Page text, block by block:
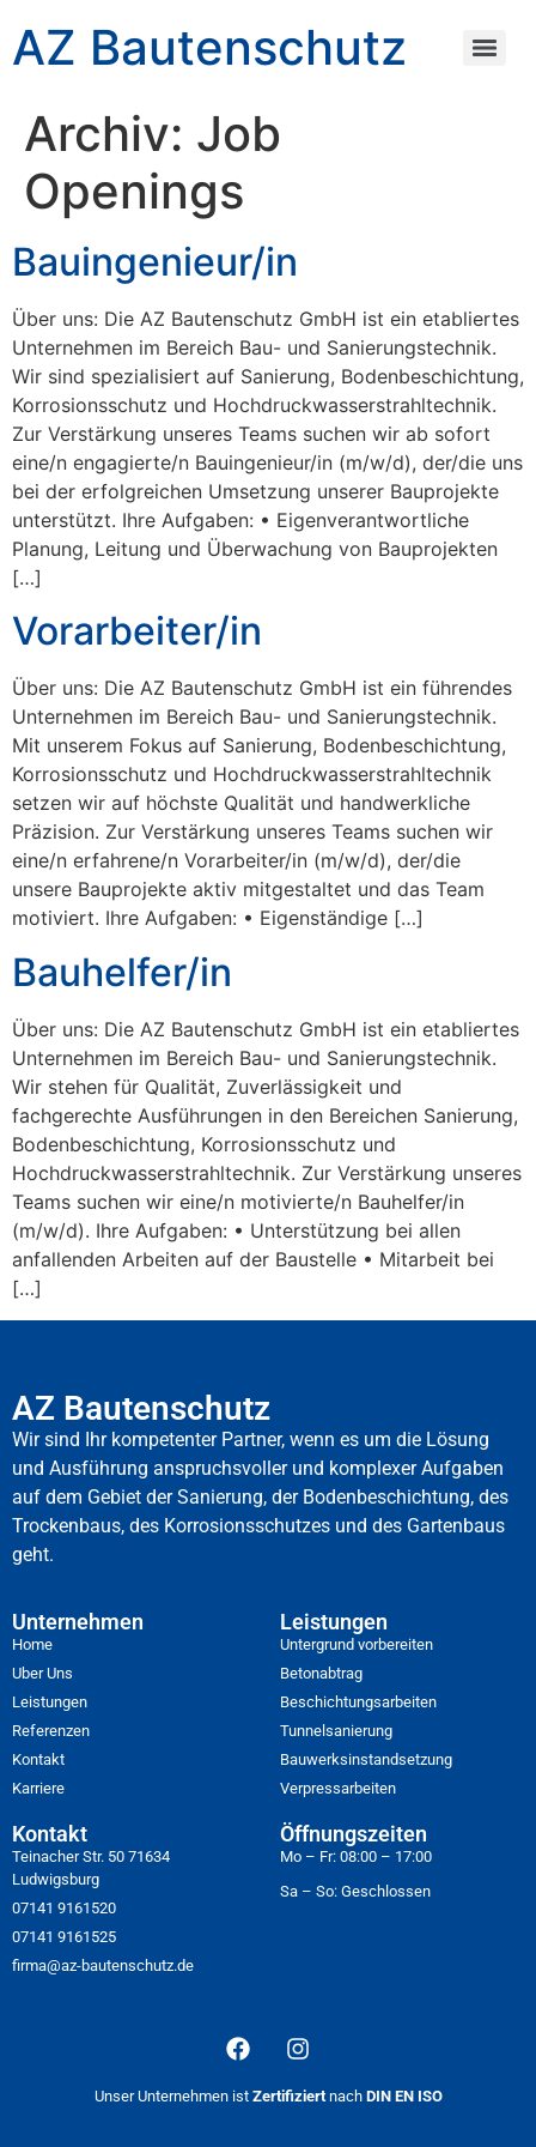
AZ Bautenschutz
Archiv: Job
Openings
Bauingenieur/in
Über uns: Die AZ Bautenschutz GmbH ist ein etabliertes
Unternehmen im Bereich Bau- und Sanierungstechnik.
Wir sind spezialisiert auf Sanierung, Bodenbeschichtung,
Korrosionsschutz und Hochdruckwasserstrahltechnik.
Zur Verstärkung unseres Teams suchen wir ab sofort
eine/n engagierte/n Bauingenieur/in (m/w/d), der/die uns
bei der erfolgreichen Umsetzung unserer Bauprojekte
unterstützt. Ihre Aufgaben: • Eigenverantwortliche
Planung, Leitung und Überwachung von Bauprojekten
[…]
Vorarbeiter/in
Über uns: Die AZ Bautenschutz GmbH ist ein führendes
Unternehmen im Bereich Bau- und Sanierungstechnik.
Mit unserem Fokus auf Sanierung, Bodenbeschichtung,
Korrosionsschutz und Hochdruckwasserstrahltechnik
setzen wir auf höchste Qualität und handwerkliche
Präzision. Zur Verstärkung unseres Teams suchen wir
eine/n erfahrene/n Vorarbeiter/in (m/w/d), der/die
unsere Bauprojekte aktiv mitgestaltet und das Team
motiviert. Ihre Aufgaben: • Eigenständige […]
Bauhelfer/in
Über uns: Die AZ Bautenschutz GmbH ist ein etabliertes
Unternehmen im Bereich Bau- und Sanierungstechnik.
Wir stehen für Qualität, Zuverlässigkeit und
fachgerechte Ausführungen in den Bereichen Sanierung,
Bodenbeschichtung, Korrosionsschutz und
Hochdruckwasserstrahltechnik. Zur Verstärkung unseres
Teams suchen wir eine/n motivierte/n Bauhelfer/in
(m/w/d). Ihre Aufgaben: • Unterstützung bei allen
anfallenden Arbeiten auf der Baustelle • Mitarbeit bei
[…]
AZ Bautenschutz
Wir sind Ihr kompetenter Partner, wenn es um die Lösung
und Ausführung anspruchsvoller und komplexer Aufgaben
auf dem Gebiet der Sanierung, der Bodenbeschichtung, des
Trockenbaus, des Korrosionsschutzes und des Gartenbaus
geht.
Unternehmen
Home
Uber Uns
Leistungen
Referenzen
Kontakt
Karriere
Leistungen
Untergrund vorbereiten
Betonabtrag
Beschichtungsarbeiten
Tunnelsanierung
Bauwerksinstandsetzung
Verpressarbeiten
Kontakt
Teinacher Str. 50 71634
Ludwigsburg
07141 9161520
07141 9161525
firma@az-bautenschutz.de
Öffnungszeiten
Mo – Fr: 08:00 – 17:00
Sa – So: Geschlossen
Unser Unternehmen ist Zertifiziertnach DIN EN ISO